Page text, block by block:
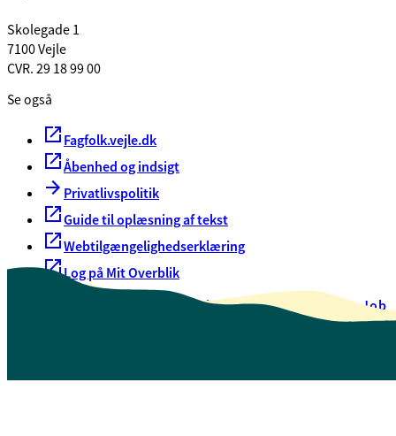
Skolegade 1
7100 Vejle
CVR. 29 18 99 00
Se også
Fagfolk.vejle.dk
Åbenhed og indsigt
Privatlivspolitik
Guide til oplæsning af tekst
Webtilgængelighedserklæring
Log på Mit Overblik
Oversigt over selvbetjeningJob